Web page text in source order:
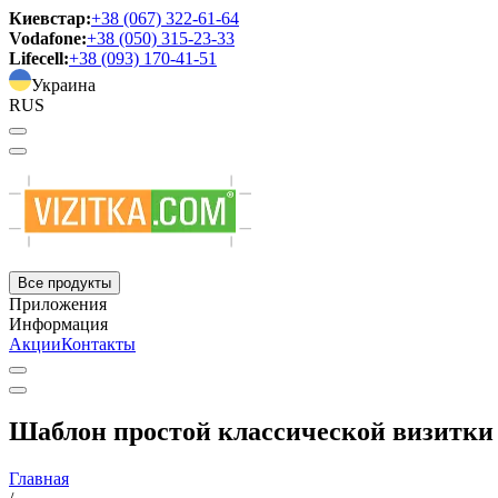
Киевстар:+38 (067) 322-61-64
Vodafone:+38 (050) 315-23-33
Lifecell:+38 (093) 170-41-51
Украина
RUS
Все продукты
Приложения
Информация
АкцииКонтакты
Шаблон простой классической визитки
Главная